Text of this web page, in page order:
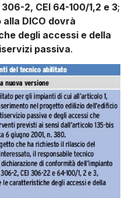
2, CEI 64-100/1,2 e 3;
DICO dovrà
degli accessi e della
passiva.